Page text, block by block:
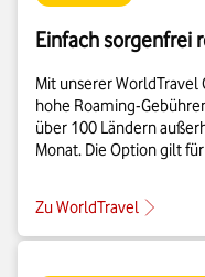
Einfach sorgenfrei
Mit unserer WorldTravel
hohe Roaming-
über 100 Ländern
Monat. Die Option gilt
Zu WorldTravel